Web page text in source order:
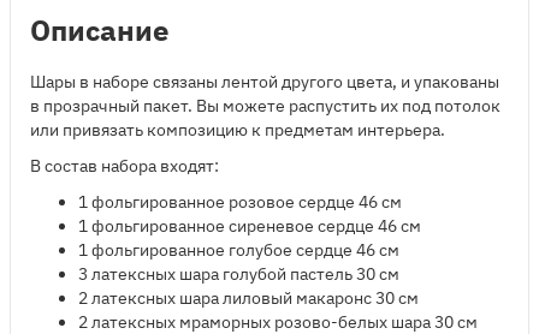
Описание
Шары в наборе связаны лентой другого цвета, и упакованы
в прозрачный пакет. Вы можете распустить их под потолок
или привязать композицию к предметам интерьера.
В состав набора входят:
1 фольгированное розовое сердце 46 см
1 фольгированное сиреневое сердце 46 см
1 фольгированное голубое сердце 46 см
3 латексных шара голубой пастель 30 см
2 латексных шара лиловый макаронс 30 см
2 латексных мраморных розово-белых шара 30 см